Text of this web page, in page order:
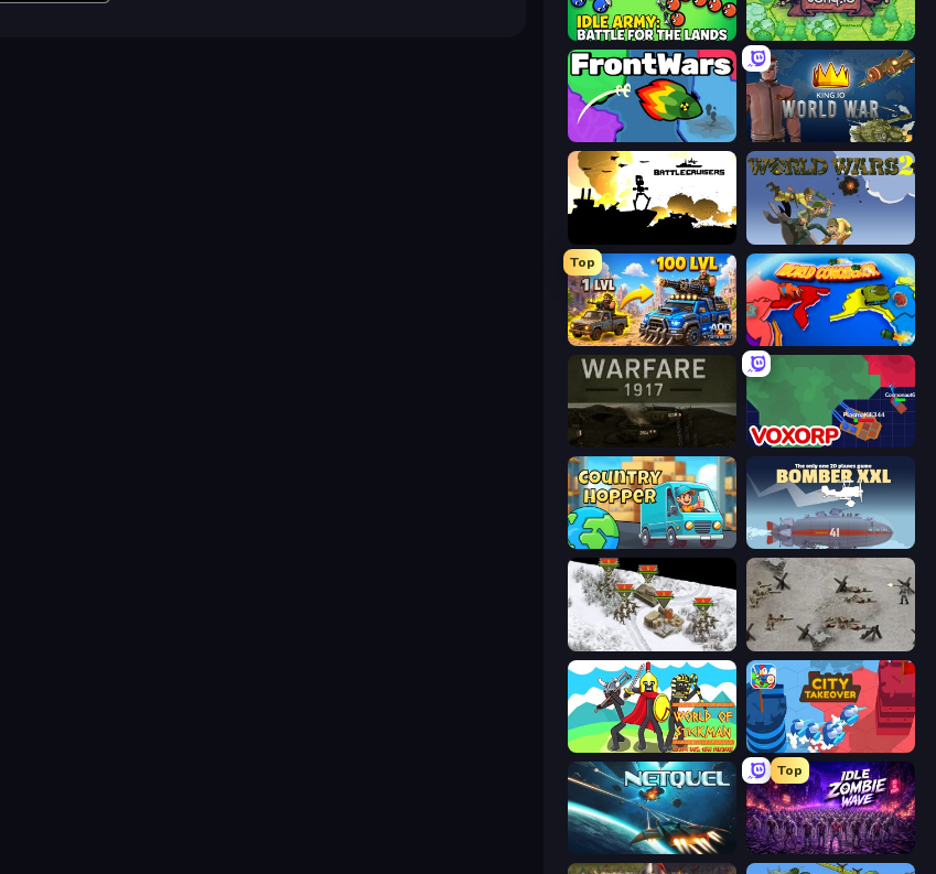
Idle Army: Battle for the Lands Conq.io
FrontWars.io King.io World War
World Wars 2
Top
AOD - Art Of Defense World Conqueror
Warfare 1917 Voxorp
Country Hopper Bomber XXL
1941 Frozen Front Warfare 1944
World of Stickman Classic RTS City Takeover
Netquel
Top
Idle Zombie Wave: Survivors